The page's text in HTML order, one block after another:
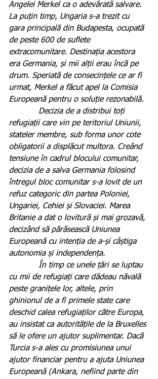
Angelei Merkel ca o adevărată salvare.
La puțin timp, Ungaria s-a trezit cu
gara principală din Budapesta, ocupată
de peste 600 de suflete
extracomunitare. Destinația acestora
era Germania, și mii alții erau încă pe
drum. Speriată de consecințele ce ar fi
urmat, Merkel a făcut apel la Comisia
Europeană pentru o soluție rezonabilă.
refugiații care vin pe teritoriul Uniunii,
stateler membre, sub forma unor cote
obligatorii a displăcut multora. Creând
tensiune în cadrul blocului comunitar,
decizia de a salva Germania folosind
întregul bloc comunitar s-a lovit de un
refuz categoric din partea Poloniei,
Ungariei, Cehiei și Slovaciei. Marea
Britanie a dat o lovitură și mai grozavă,
decizând să părăsească Uniunea
Europeană cu intenția de a-și câștiga
autonomia și independența.
cu mii de refugiați care dădeau năvală
peste granițele lor, altele, prin
ghinionul de a fi primele state care
deschid calea refugiaților către Europa,
au insistat ca autoritățile de la Bruxelles
să le ofere un ajutor suplimentar. Dacă
Turcia s-a ales cu promisiunea unui
ajutor financiar pentru a ajuta Uniunea
Europeană (Ankara, nefiind parte din